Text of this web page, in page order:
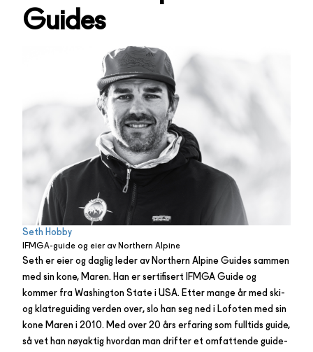
Guides
Seth Hobby
IFMGA-guide og eier av Northern Alpine
Seth er eier og daglig leder av Northern Alpine Guides sammen
med sin kone, Maren. Han er sertifisert IFMGA Guide og
kommer fra Washington State i USA. Etter mange år med ski-
og klatreguiding verden over, slo han seg ned i Lofoten med sin
kone Maren i 2010. Med over 20 års erfaring som fulltids guide,
så vet han nøyaktig hvordan man drifter et omfattende guide-